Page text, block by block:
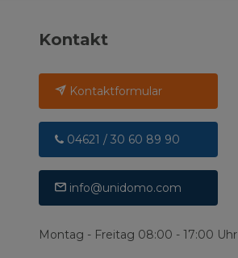
Kontakt
Kontaktformular
04621 / 30 60 89 90
info@unidomo.com
Montag - Freitag 08:00 - 17:00 Uhr